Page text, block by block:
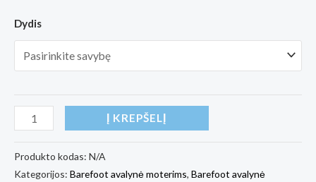
Dydis
produkto
Ohne
Project
Į KREPŠELĮ
Produkto kodas: N/A
Kategorijos: Barefoot avalynė moterims, Barefoot avalynė